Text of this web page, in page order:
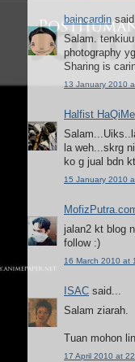
baincardin
Salam.
photography
Sharing is
13 January 2010
Halfist HaQiMe
la weh...skrg
ko g jual bdn
15 January 2010
jalan2 kt blog
follow :)
16 March 2010 at
ISAC said...
Salam ziarah.
Tuan mohon
17 April 2010 at